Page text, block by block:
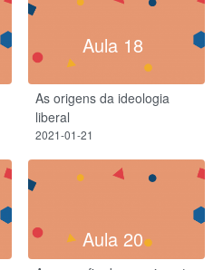
Aula 18
As origens da ideologia
liberal
2021-01-21
Aula 20